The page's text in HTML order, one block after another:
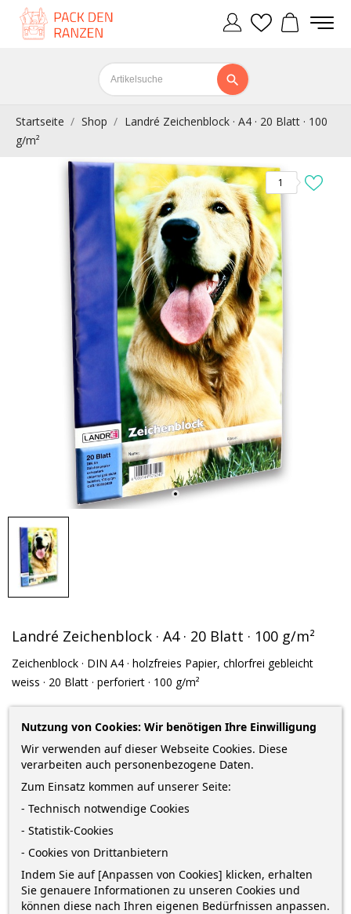
Startseite Shop
Landré Zeichenblock · A4 · 20 Blatt · 100
g/m²
1
Landré Zeichenblock · A4 · 20 Blatt · 100 g/m²
Zeichenblock · DIN A4 · holzfreies Papier, chlorfrei gebleicht
weiss · 20 Blatt · perforiert · 100 g/m²
1,78 €
inkl. MwSt. zzgl. Versandkosten *Lieferung in 2-5 Werktagen*
Menge
IN DEN WARENKORB
 Auf Lager
Nutzung von Cookies: Wir benötigen Ihre Einwilligung
Wir verwenden auf dieser Webseite Cookies. Diese
verarbeiten auch personenbezogene Daten.
Zum Einsatz kommen auf unserer Seite:
- Technisch notwendige Cookies
- Statistik-Cookies
- Cookies von Drittanbietern
Indem Sie auf [Anpassen von Cookies] klicken, erhalten
Sie genauere Informationen zu unseren Cookies und
können diese nach Ihren eigenen Bedürfnissen anpassen.